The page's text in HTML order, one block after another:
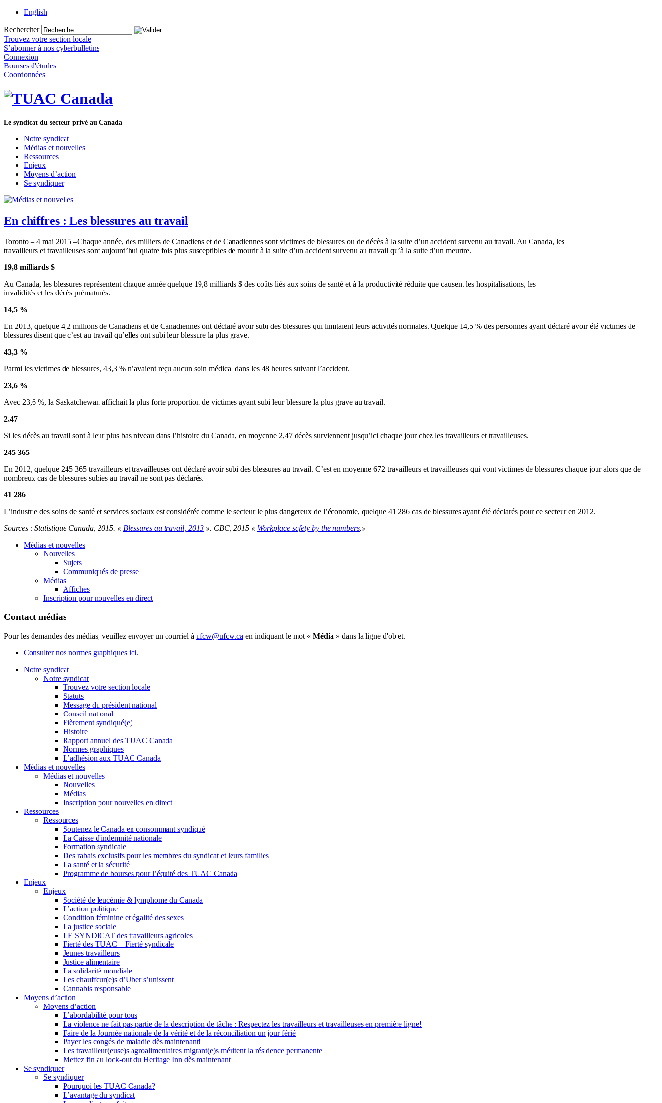
English
Rechercher
Trouvez votre section locale
S’abonner à nos cyberbulletins
Connexion
Bourses d'études
Coordonnées
Le syndicat du secteur privé au Canada
Notre syndicat
Médias et nouvelles
Ressources
Enjeux
Moyens d’action
Se syndiquer
En chiffres : Les blessures au travail
Toronto – 4 mai 2015 –Chaque année, des milliers de Canadiens et de Canadiennes sont victimes de blessures ou de décès à la suite d’un accident survenu au travail. Au Canada, les
travailleurs et travailleuses sont aujourd’hui quatre fois plus susceptibles de mourir à la suite d’un accident survenu au travail qu’à la suite d’un meurtre.
19,8 milliards $
Au Canada, les blessures représentent chaque année quelque 19,8 milliards $ des coûts liés aux soins de santé et à la productivité réduite que causent les hospitalisations, les
invalidités et les décès prématurés.
14,5 %
En 2013, quelque 4,2 millions de Canadiens et de Canadiennes ont déclaré avoir subi des blessures qui limitaient leurs activités normales. Quelque 14,5 % des personnes ayant déclaré avoir été victimes de
blessures disent que c’est au travail qu’elles ont subi leur blessure la plus grave.
43,3 %
Parmi les victimes de blessures, 43,3 % n’avaient reçu aucun soin médical dans les 48 heures suivant l’accident.
23,6 %
Avec 23,6 %, la Saskatchewan affichait la plus forte proportion de victimes ayant subi leur blessure la plus grave au travail.
2,47
Si les décès au travail sont à leur plus bas niveau dans l’histoire du Canada, en moyenne 2,47 décès surviennent jusqu’ici chaque jour chez les travailleurs et travailleuses.
245 365
En 2012, quelque 245 365 travailleurs et travailleuses ont déclaré avoir subi des blessures au travail. C’est en moyenne 672 travailleurs et travailleuses qui vont victimes de blessures chaque jour alors que de
nombreux cas de blessures subies au travail ne sont pas déclarés.
41 286
L’industrie des soins de santé et services sociaux est considérée comme le secteur le plus dangereux de l’économie, quelque 41 286 cas de blessures ayant été déclarés pour ce secteur en 2012.
Sources : Statistique Canada, 2015. « Blessures au travail, 2013 ». CBC, 2015 « Workplace safety by the numbers.»
Médias et nouvelles
Nouvelles
Sujets
Communiqués de presse
Médias
Affiches
Inscription pour nouvelles en direct
Contact médias
Pour les demandes des médias, veuillez envoyer un courriel à ufcw@ufcw.ca en indiquant le mot « Média » dans la ligne d'objet.
Consulter nos normes graphiques ici.
Notre syndicat
Notre syndicat
Trouvez votre section locale
Statuts
Message du président national
Conseil national
Fièrement syndiqué(e)
Histoire
Rapport annuel des TUAC Canada
Normes graphiques
L’adhésion aux TUAC Canada
Médias et nouvelles
Médias et nouvelles
Nouvelles
Médias
Inscription pour nouvelles en direct
Ressources
Ressources
Soutenez le Canada en consommant syndiqué
La Caisse d'indemnité nationale
Formation syndicale
Des rabais exclusifs pour les membres du syndicat et leurs families
La santé et la sécurité
Programme de bourses pour l’équité des TUAC Canada
Enjeux
Enjeux
Société de leucémie & lymphome du Canada
L’action politique
Condition féminine et égalité des sexes
La justice sociale
LE SYNDICAT des travailleurs agricoles
Fierté des TUAC – Fierté syndicale
Jeunes travailleurs
Justice alimentaire
La solidarité mondiale
Les chauffeur(e)s d’Uber s’unissent
Cannabis responsable
Moyens d’action
Moyens d’action
L’abordabilité pour tous
La violence ne fait pas partie de la description de tâche : Respectez les travailleurs et travailleuses en première ligne!
Faire de la Journée nationale de la vérité et de la réconciliation un jour férié
Payer les congés de maladie dès maintenant!
Les travailleur(euse)s agroalimentaires migrant(e)s méritent la résidence permanente
Mettez fin au lock-out du Heritage Inn dès maintenant
Se syndiquer
Se syndiquer
Pourquoi les TUAC Canada?
L’avantage du syndicat